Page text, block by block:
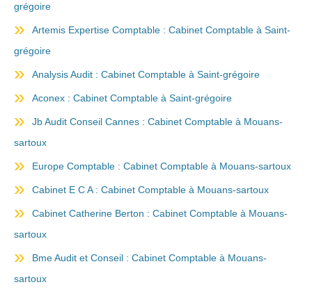
grégoire
Artemis Expertise Comptable : Cabinet Comptable à Saint-
grégoire
Analysis Audit : Cabinet Comptable à Saint-grégoire
Aconex : Cabinet Comptable à Saint-grégoire
Jb Audit Conseil Cannes : Cabinet Comptable à Mouans-
sartoux
Europe Comptable : Cabinet Comptable à Mouans-sartoux
Cabinet E C A : Cabinet Comptable à Mouans-sartoux
Cabinet Catherine Berton : Cabinet Comptable à Mouans-
sartoux
Bme Audit et Conseil : Cabinet Comptable à Mouans-
sartoux